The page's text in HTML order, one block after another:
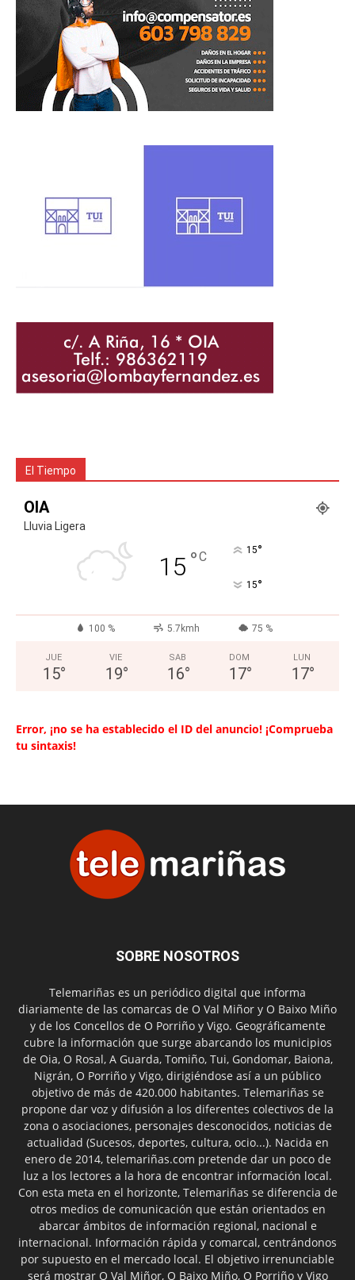
El Tiempo
OIA
Lluvia Ligera
15 °C 15°
15°
100 % 5.7kmh 75 %
JUE
15°
VIE
19°
SAB
16°
DOM
17°
LUN
17°
Error, ¡no se ha establecido el ID del anuncio! ¡Comprueba
tu sintaxis!
SOBRE NOSOTROS
Telemariñas es un periódico digital que informa
diariamente de las comarcas de O Val Miñor y O Baixo Miño
y de los Concellos de O Porriño y Vigo. Geográficamente
cubre la información que surge abarcando los municipios
de Oia, O Rosal, A Guarda, Tomiño, Tui, Gondomar, Baiona,
Nigrán, O Porriño y Vigo, dirigiéndose así a un público
objetivo de más de 420.000 habitantes. Telemariñas se
propone dar voz y difusión a los diferentes colectivos de la
zona o asociaciones, personajes desconocidos, noticias de
actualidad (Sucesos, deportes, cultura, ocio...). Nacida en
enero de 2014, telemariñas.com pretende dar un poco de
luz a los lectores a la hora de encontrar información local.
Con esta meta en el horizonte, Telemariñas se diferencia de
otros medios de comunicación que están orientados en
abarcar ámbitos de información regional, nacional e
internacional. Información rápida y comarcal, centrándonos
por supuesto en el mercado local. El objetivo irrenunciable
será mostrar O Val Miñor, O Baixo Miño, O Porriño y Vigo